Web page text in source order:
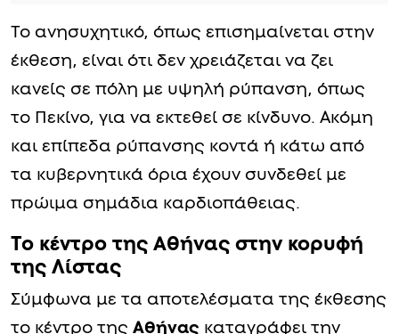
Το ανησυχητικό, όπως επισημαίνεται στην
έκθεση, είναι ότι δεν χρειάζεται να ζει
κανείς σε πόλη με υψηλή ρύπανση, όπως
το Πεκίνο, για να εκτεθεί σε κίνδυνο. Ακόμη
και επίπεδα ρύπανσης κοντά ή κάτω από
τα κυβερνητικά όρια έχουν συνδεθεί με
πρώιμα σημάδια καρδιοπάθειας.
Το κέντρο της Αθήνας στην κορυφή
της Λίστας
Σύμφωνα με τα αποτελέσματα της έκθεσης
το κέντρο της Αθήνας καταγράφει την